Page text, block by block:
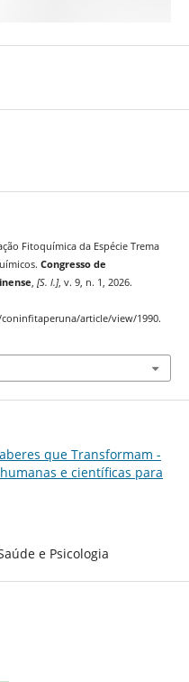
Fitoquímica da Espécie Trema
Congresso de
[S. l.], v. 9, n. 1, 2026.
article/view/1990.
que Transformam -
e científicas para
e Psicologia